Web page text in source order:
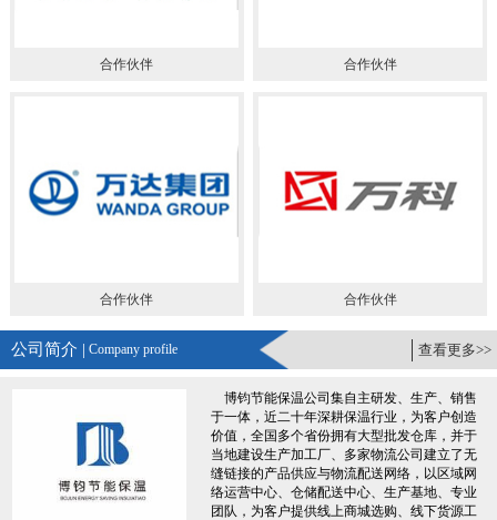
合作伙伴 合作伙伴
合作伙伴 合作伙伴
公司简介 | Company profile 查看更多>>
博钧节能保温公司集自主研发、生产、销售
于一体，近二十年深耕保温行业，为客户创造
价值，全国多个省份拥有大型批发仓库，并于
当地建设生产加工厂、多家物流公司建立了无
缝链接的产品供应与物流配送网络，以区域网
络运营中心、仓储配送中心、生产基地、专业
团队，为客户提供线上商城选购、线下货源工